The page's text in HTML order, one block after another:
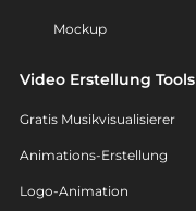
Mockup
Video Erstellung Tools
Gratis Musikvisualisierer
Animations-Erstellung
Logo-Animation